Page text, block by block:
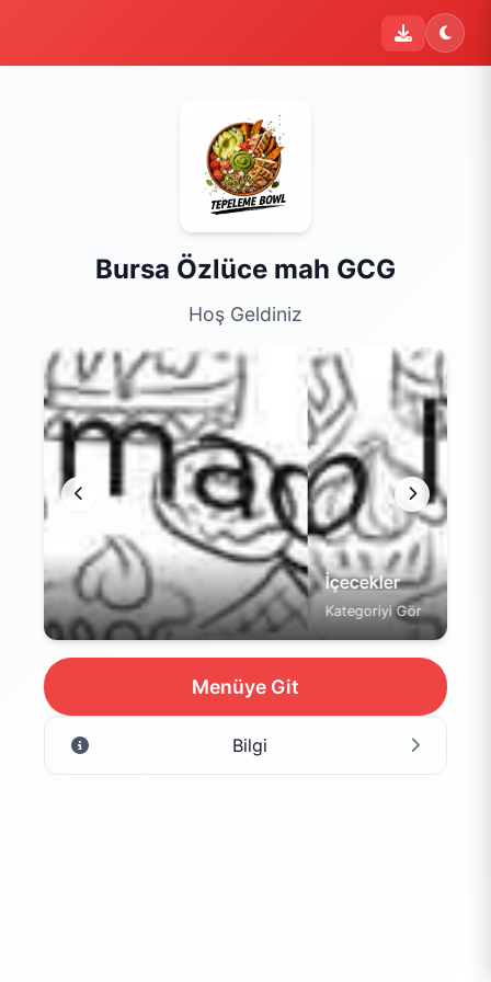
Bursa Özlüce mah GCG
Hoş Geldiniz
İçecekler
Kategoriyi Gör
Menüye Git
Bilgi